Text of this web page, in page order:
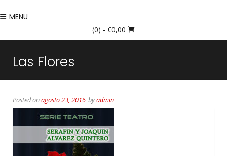
MENU
(0) - €0,00
Las Flores
Posted onagosto 23, 2016 byadmin